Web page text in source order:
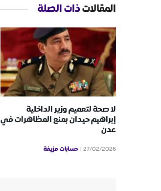
المقالاتذات الصلة
لا صحة لتعميم وزير الداخلية
إبراهيم حيدان بمنع المظاهرات في
عدن
27/02/2026 حسابات مزيفة